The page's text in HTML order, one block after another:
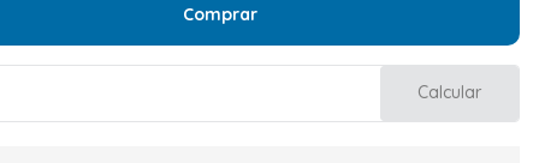
Comprar
Calcular